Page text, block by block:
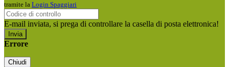
tramite la Login Spaggiari
E-mail inviata, si prega di controllare la casella di posta elettronica!
Errore
Chiudi